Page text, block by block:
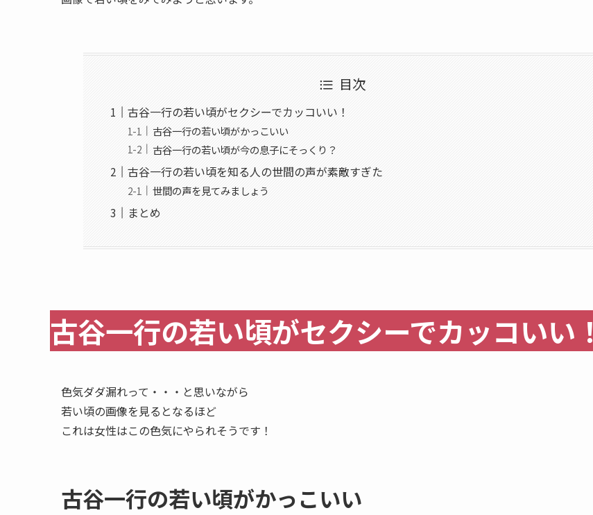
目次
古谷一行の若い頃がセクシーでカッコいい！
古谷一行の若い頃がかっこいい
古谷一行の若い頃が今の息子にそっくり？
古谷一行の若い頃を知る人の世間の声が素敵すぎた
世間の声を見てみましょう
まとめ
古谷一行の若い頃がセクシーでカッコいい！
色気ダダ漏れって・・・と思いながら
若い頃の画像を見るとなるほど
これは女性はこの色気にやられそうです！
古谷一行の若い頃がかっこいい